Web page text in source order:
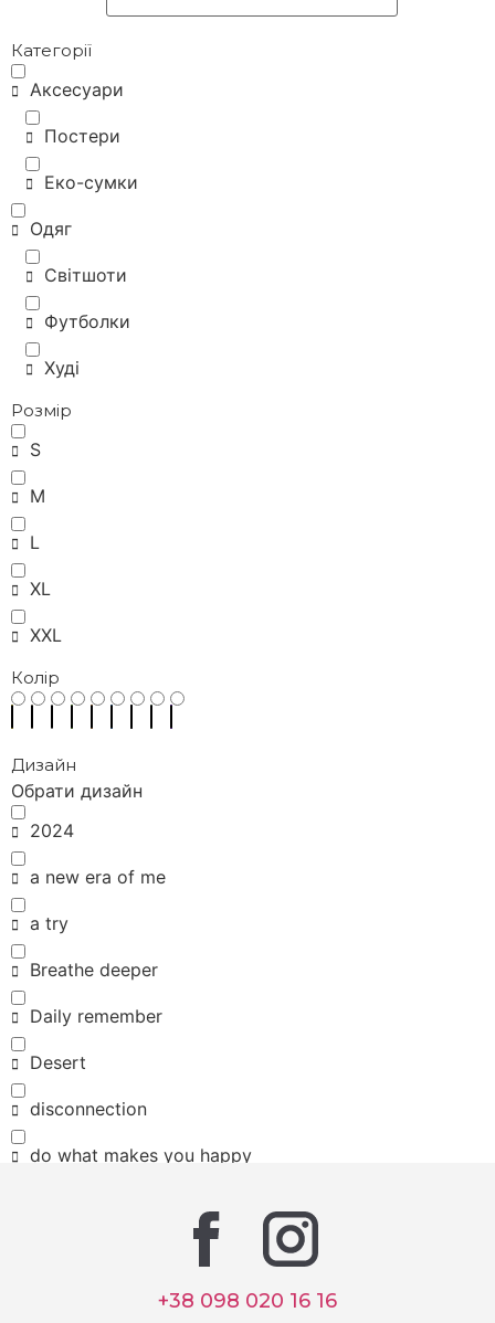
Категорії
Аксесуари
Постери
Еко-сумки
Одяг
Світшоти
Футболки
Худі
Розмір
S
M
L
XL
XXL
Колір
Дизайн
Обрати дизайн
2024
a new era of me
a try
Breathe deeper
Daily remember
Desert
disconnection
do what makes you happy
I want to believe+38 098 020 16 16